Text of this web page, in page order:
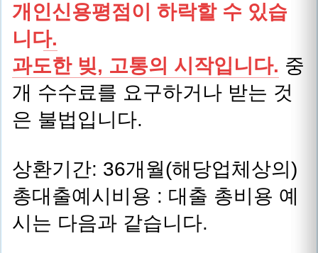
개인신용평점이 하락할 수 있습
니다.
과도한 빚, 고통의 시작입니다. 중
개 수수료를 요구하거나 받는 것
은 불법입니다.
상환기간: 36개월(해당업체상의)
총대출예시비용 : 대출 총비용 예
시는 다음과 같습니다.